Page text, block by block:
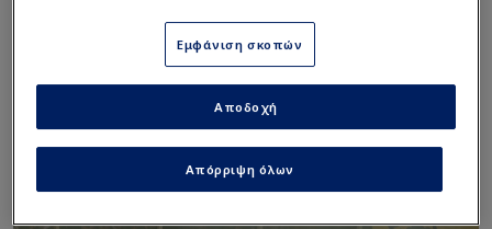
Εμφάνιση σκοπών
Απόρριψη όλων
Αποδοχή